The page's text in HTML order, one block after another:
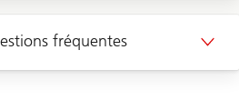
fréquentes